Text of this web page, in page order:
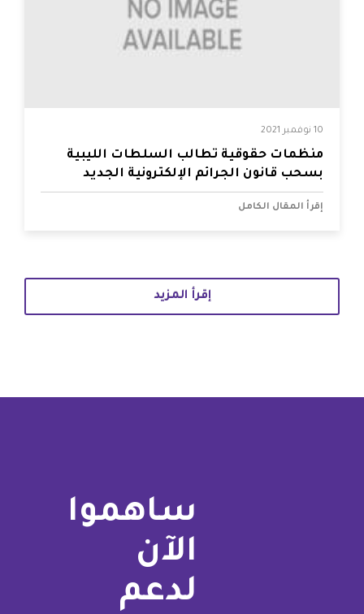
10 نوفمبر 2021
منظمات حقوقية تطالب السلطات الليبية
بسحب قانون الجرائم الإلكترونية الجديد
إقرأ المقال الكامل
إقرأ المزيد
ساهموا
الآن
لدعم